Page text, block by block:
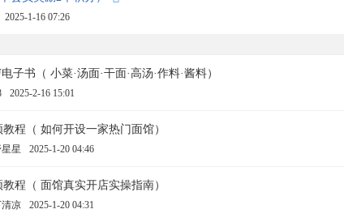
2025-1-16 07:26
子书（ 小菜·汤面·干面·高汤·作料·酱料）
2025-2-16 15:01
程（ 如何开设一家热门面馆）
星 2025-1-20 04:46
程（ 面馆真实开店实操指南）
凉 2025-1-20 04:31